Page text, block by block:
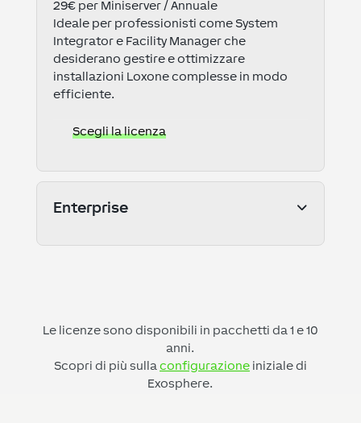
29€ per Miniserver / Annuale
Ideale per professionisti come System
Integrator e Facility Manager che
desiderano gestire e ottimizzare
installazioni Loxone complesse in modo
efficiente.
Scegli la licenza
Enterprise
Le licenze sono disponibili in pacchetti da 1 e 10
anni.
Scopri di più sulla configurazioneiniziale di
Exosphere.